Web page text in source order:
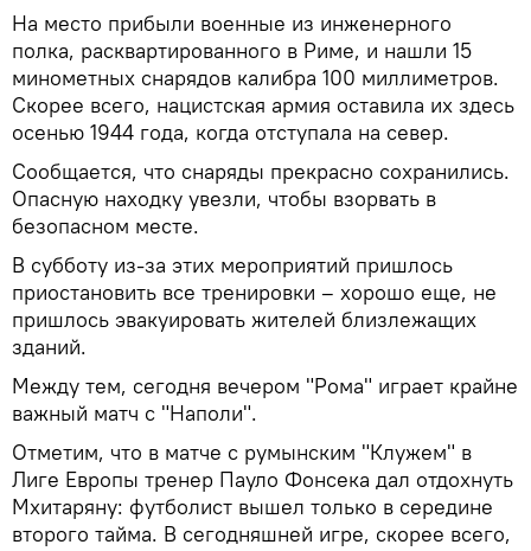
На место прибыли военные из инженерного
полка, расквартированного в Риме, и нашли 15
минометных снарядов калибра 100 миллиметров.
Скорее всего, нацистская армия оставила их здесь
осенью 1944 года, когда отступала на север.
Сообщается, что снаряды прекрасно сохранились.
Опасную находку увезли, чтобы взорвать в
безопасном месте.
В субботу из-за этих мероприятий пришлось
приостановить все тренировки – хорошо еще, не
пришлось эвакуировать жителей близлежащих
зданий.
Между тем, сегодня вечером "Рома" играет крайне
важный матч с "Наполи".
Отметим, что в матче с румынским "Клужем" в
Лиге Европы тренер Пауло Фонсека дал отдохнуть
Мхитаряну: футболист вышел только в середине
второго тайма. В сегодняшней игре, скорее всего,